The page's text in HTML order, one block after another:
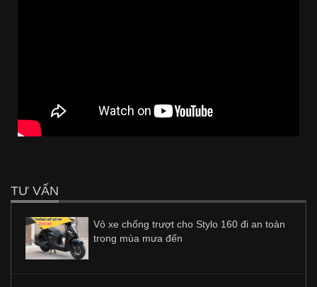
TƯ VẤN
Vỏ xe chống trượt cho Stylo 160 đi an toàn
trong mùa mưa đến